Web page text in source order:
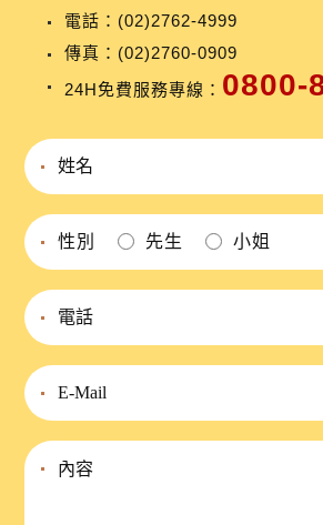
電話： (02)2762-4999
傳真：(02)2760-0909
24H免費服務專線： 0800-
性別 先生 小姐